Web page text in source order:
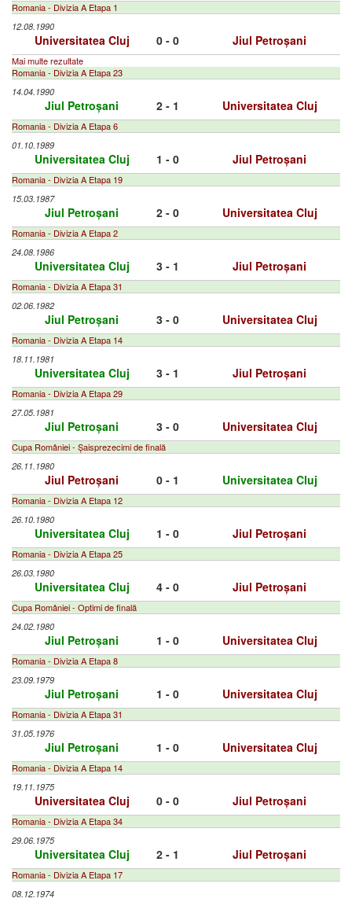
Romania - Divizia A Etapa 1
12.08.1990
Universitatea Cluj 0 - 0 Jiul Petroșani
Mai multe rezultate
Romania - Divizia A Etapa 23
14.04.1990
Jiul Petroșani 2 - 1 Universitatea Cluj
Romania - Divizia A Etapa 6
01.10.1989
Universitatea Cluj 1 - 0 Jiul Petroșani
Romania - Divizia A Etapa 19
15.03.1987
Jiul Petroșani 2 - 0 Universitatea Cluj
Romania - Divizia A Etapa 2
24.08.1986
Universitatea Cluj 3 - 1 Jiul Petroșani
Romania - Divizia A Etapa 31
02.06.1982
Jiul Petroșani 3 - 0 Universitatea Cluj
Romania - Divizia A Etapa 14
18.11.1981
Universitatea Cluj 3 - 1 Jiul Petroșani
Romania - Divizia A Etapa 29
27.05.1981
Jiul Petroșani 3 - 0 Universitatea Cluj
Cupa României - Șaisprezecimi de finală
26.11.1980
Jiul Petroșani 0 - 1 Universitatea Cluj
Romania - Divizia A Etapa 12
26.10.1980
Universitatea Cluj 1 - 0 Jiul Petroșani
Romania - Divizia A Etapa 25
26.03.1980
Universitatea Cluj 4 - 0 Jiul Petroșani
Cupa României - Optimi de finală
24.02.1980
Jiul Petroșani 1 - 0 Universitatea Cluj
Romania - Divizia A Etapa 8
23.09.1979
Jiul Petroșani 1 - 0 Universitatea Cluj
Romania - Divizia A Etapa 31
31.05.1976
Jiul Petroșani 1 - 0 Universitatea Cluj
Romania - Divizia A Etapa 14
19.11.1975
Universitatea Cluj 0 - 0 Jiul Petroșani
Romania - Divizia A Etapa 34
29.06.1975
Universitatea Cluj 2 - 1 Jiul Petroșani
Romania - Divizia A Etapa 17
08.12.1974